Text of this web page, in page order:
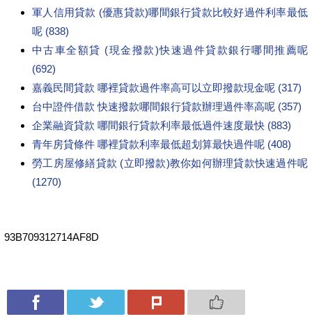
軍人信用貸款 (優惠貸款)哪間銀行貸款比較好過件利率最低
呢 (838)
中古車全額貸 (現金撥款)快速過件貸款銀行哪間推薦呢
(692)
嘉義民間貸款 哪裡貸款過件率高可以立即撥款現金呢 (317)
台中證件借款 快速撥款哪間銀行貸款辦理過件率高呢 (357)
企業融資貸款 哪間銀行貸款利率最低過件速度最快 (883)
青年房貸條件 哪裡貸款利率最低超划算最快過件呢 (408)
勞工房屋修繕貸款 (立即撥款)教你如何辦理貸款快速過件呢
(1270)
93B709312714AF8D